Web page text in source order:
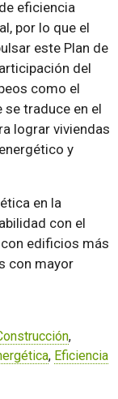
eficiencia
por lo que el
este Plan de
del
como el
se traduce en el
lograr viviendas
y
en la
con el
edificios más
con mayor
,
, Eficiencia